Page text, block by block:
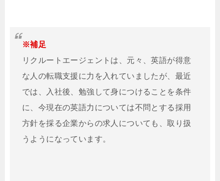
※補足
リクルートエージェントは、元々、英語が得意
な人の転職支援に力を入れていましたが、最近
では、入社後、勉強して身につけることを条件
に、今現在の英語力については不問とする採用
方針を採る企業からの求人についても、取り扱
うようになっています。